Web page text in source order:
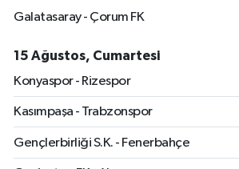
Galatasaray - Çorum FK
15 Ağustos, Cumartesi
Konyaspor - Rizespor
Kasımpaşa - Trabzonspor
Gençlerbirliği S.K. - Fenerbahçe